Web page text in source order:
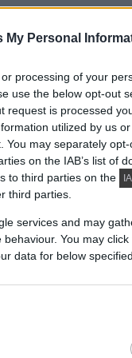
My Personal
processing of your
use the below opt-out
request is processed
utilized by us
You may separately
on the IAB’s list of
to third parties on the
third parties.
services and may
You may
data for below
nyújtja a
, hanem a
A Viega
ami minden
szálcsiszolt
visszafogott
anélkül
a
egy vékony